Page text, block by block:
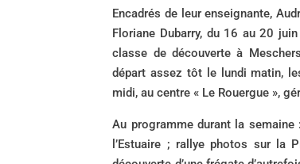
Encadrés de leur enseignante,
Floriane Dubarry, du 16 au 20
classe de découverte à
départ assez tôt le lundi matin,
midi, au centre « Le Rouergue »,
Au programme durant la
l’Estuaire ; rallye photos sur la